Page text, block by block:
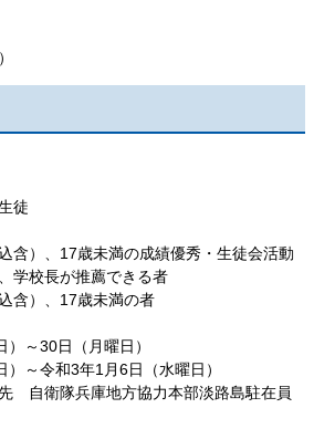
徒
含）、17歳未満の成績優秀・生徒会活動
学校長が推薦できる者
含）、17歳未満の者
）～30日（月曜日）
）～令和3年1月6日（水曜日）
自衛隊兵庫地方協力本部淡路島駐在員